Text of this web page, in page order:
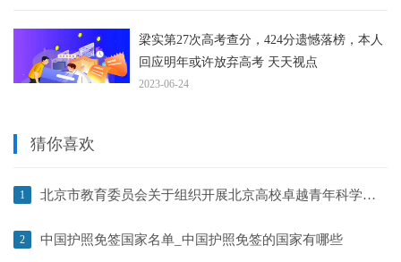
梁实第27次高考查分，424分遗憾落榜，本人
回应明年或许放弃高考 天天视点
2023-06-24
猜你喜欢
1 北京市教育委员会关于组织开展北京高校卓越青年科学家计划项目申报工作的通知
2 中国护照免签国家名单_中国护照免签的国家有哪些